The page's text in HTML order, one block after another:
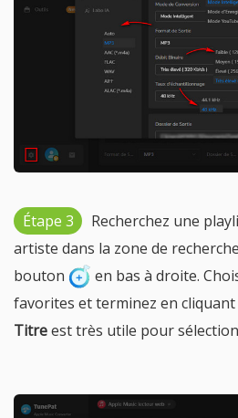
Étape 3
Recherchez une
artiste dans la zone de
bouton
en bas à droite.
favorites et terminez en
Titreest très utile pour